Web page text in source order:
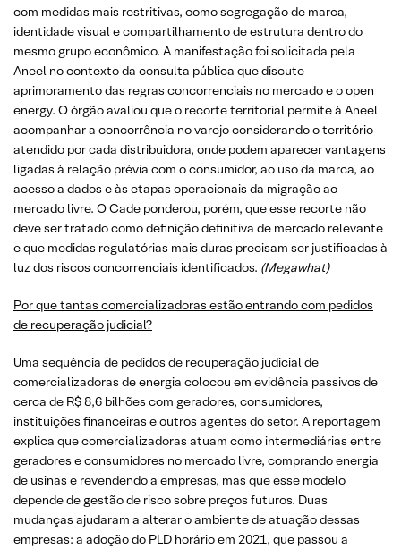
com medidas mais restritivas, como segregação de marca,
identidade visual e compartilhamento de estrutura dentro do
mesmo grupo econômico. A manifestação foi solicitada pela
Aneel no contexto da consulta pública que discute
aprimoramento das regras concorrenciais no mercado e o open
energy. O órgão avaliou que o recorte territorial permite à Aneel
acompanhar a concorrência no varejo considerando o território
atendido por cada distribuidora, onde podem aparecer vantagens
ligadas à relação prévia com o consumidor, ao uso da marca, ao
acesso a dados e às etapas operacionais da migração ao
mercado livre. O Cade ponderou, porém, que esse recorte não
deve ser tratado como definição definitiva de mercado relevante
e que medidas regulatórias mais duras precisam ser justificadas à
luz dos riscos concorrenciais identificados. (Megawhat)
Por que tantas comercializadoras estão entrando com pedidos
de recuperação judicial?
Uma sequência de pedidos de recuperação judicial de
comercializadoras de energia colocou em evidência passivos de
cerca de R$ 8,6 bilhões com geradores, consumidores,
instituições financeiras e outros agentes do setor. A reportagem
explica que comercializadoras atuam como intermediárias entre
geradores e consumidores no mercado livre, comprando energia
de usinas e revendendo a empresas, mas que esse modelo
depende de gestão de risco sobre preços futuros. Duas
mudanças ajudaram a alterar o ambiente de atuação dessas
empresas: a adoção do PLD horário em 2021, que passou a